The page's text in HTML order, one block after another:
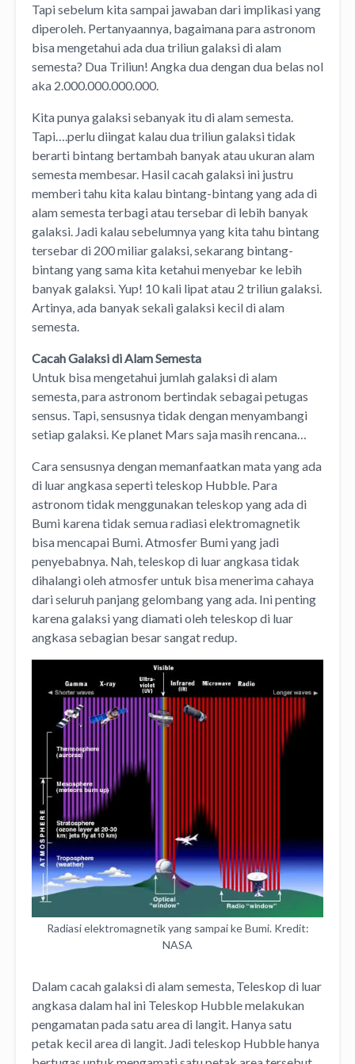
Tapi sebelum kita sampai jawaban dari implikasi yang
diperoleh. Pertanyaannya, bagaimana para astronom
bisa mengetahui ada dua triliun galaksi di alam
semesta? Dua Triliun! Angka dua dengan dua belas nol
aka 2.000.000.000.000.
Kita punya galaksi sebanyak itu di alam semesta.
Tapi….perlu diingat kalau dua triliun galaksi tidak
berarti bintang bertambah banyak atau ukuran alam
semesta membesar. Hasil cacah galaksi ini justru
memberi tahu kita kalau bintang-bintang yang ada di
alam semesta terbagi atau tersebar di lebih banyak
galaksi. Jadi kalau sebelumnya yang kita tahu bintang
tersebar di 200 miliar galaksi, sekarang bintang-
bintang yang sama kita ketahui menyebar ke lebih
banyak galaksi. Yup! 10 kali lipat atau 2 triliun galaksi.
Artinya, ada banyak sekali galaksi kecil di alam
semesta.
Cacah Galaksi di Alam Semesta
Untuk bisa mengetahui jumlah galaksi di alam
semesta, para astronom bertindak sebagai petugas
sensus. Tapi, sensusnya tidak dengan menyambangi
setiap galaksi. Ke planet Mars saja masih rencana…
Cara sensusnya dengan memanfaatkan mata yang ada
di luar angkasa seperti teleskop Hubble. Para
astronom tidak menggunakan teleskop yang ada di
Bumi karena tidak semua radiasi elektromagnetik
bisa mencapai Bumi. Atmosfer Bumi yang jadi
penyebabnya. Nah, teleskop di luar angkasa tidak
dihalangi oleh atmosfer untuk bisa menerima cahaya
dari seluruh panjang gelombang yang ada. Ini penting
karena galaksi yang diamati oleh teleskop di luar
angkasa sebagian besar sangat redup.
Radiasi elektromagnetik yang sampai ke Bumi. Kredit:
NASA
Dalam cacah galaksi di alam semesta, Teleskop di luar
angkasa dalam hal ini Teleskop Hubble melakukan
pengamatan pada satu area di langit. Hanya satu
petak kecil area di langit. Jadi teleskop Hubble hanya